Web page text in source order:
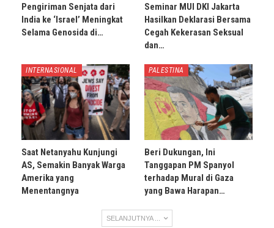
Pengiriman Senjata dari
India ke ‘Israel’ Meningkat
Selama Genosida di…
Seminar MUI DKI Jakarta
Hasilkan Deklarasi Bersama
Cegah Kekerasan Seksual
dan…
INTERNASIONAL
Saat Netanyahu Kunjungi
AS, Semakin Banyak Warga
Amerika yang
Menentangnya
PALESTINA
Beri Dukungan, Ini
Tanggapan PM Spanyol
terhadap Mural di Gaza
yang Bawa Harapan…
SELANJUTNYA ...